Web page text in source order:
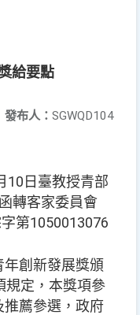
給要點
發布人： SGWQD104
10日臺教授青部
轉客家委員會
第1050013076
年創新發展獎頒
規定，本獎項參
薦參選，政府